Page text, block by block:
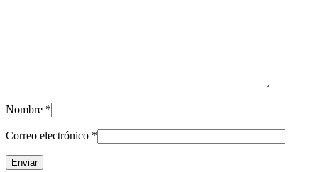
Nombre *
Correo electrónico *